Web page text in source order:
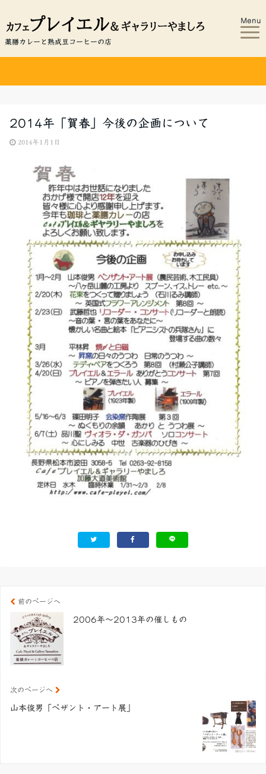
薬膳カレーと熟成豆コーヒーの店
Menu
2014年「賀春」今後の企画について
2014年1月1日
前のページへ
2006年～2013年の催しもの
次のページへ
山本俊男「ペザント・アート展」